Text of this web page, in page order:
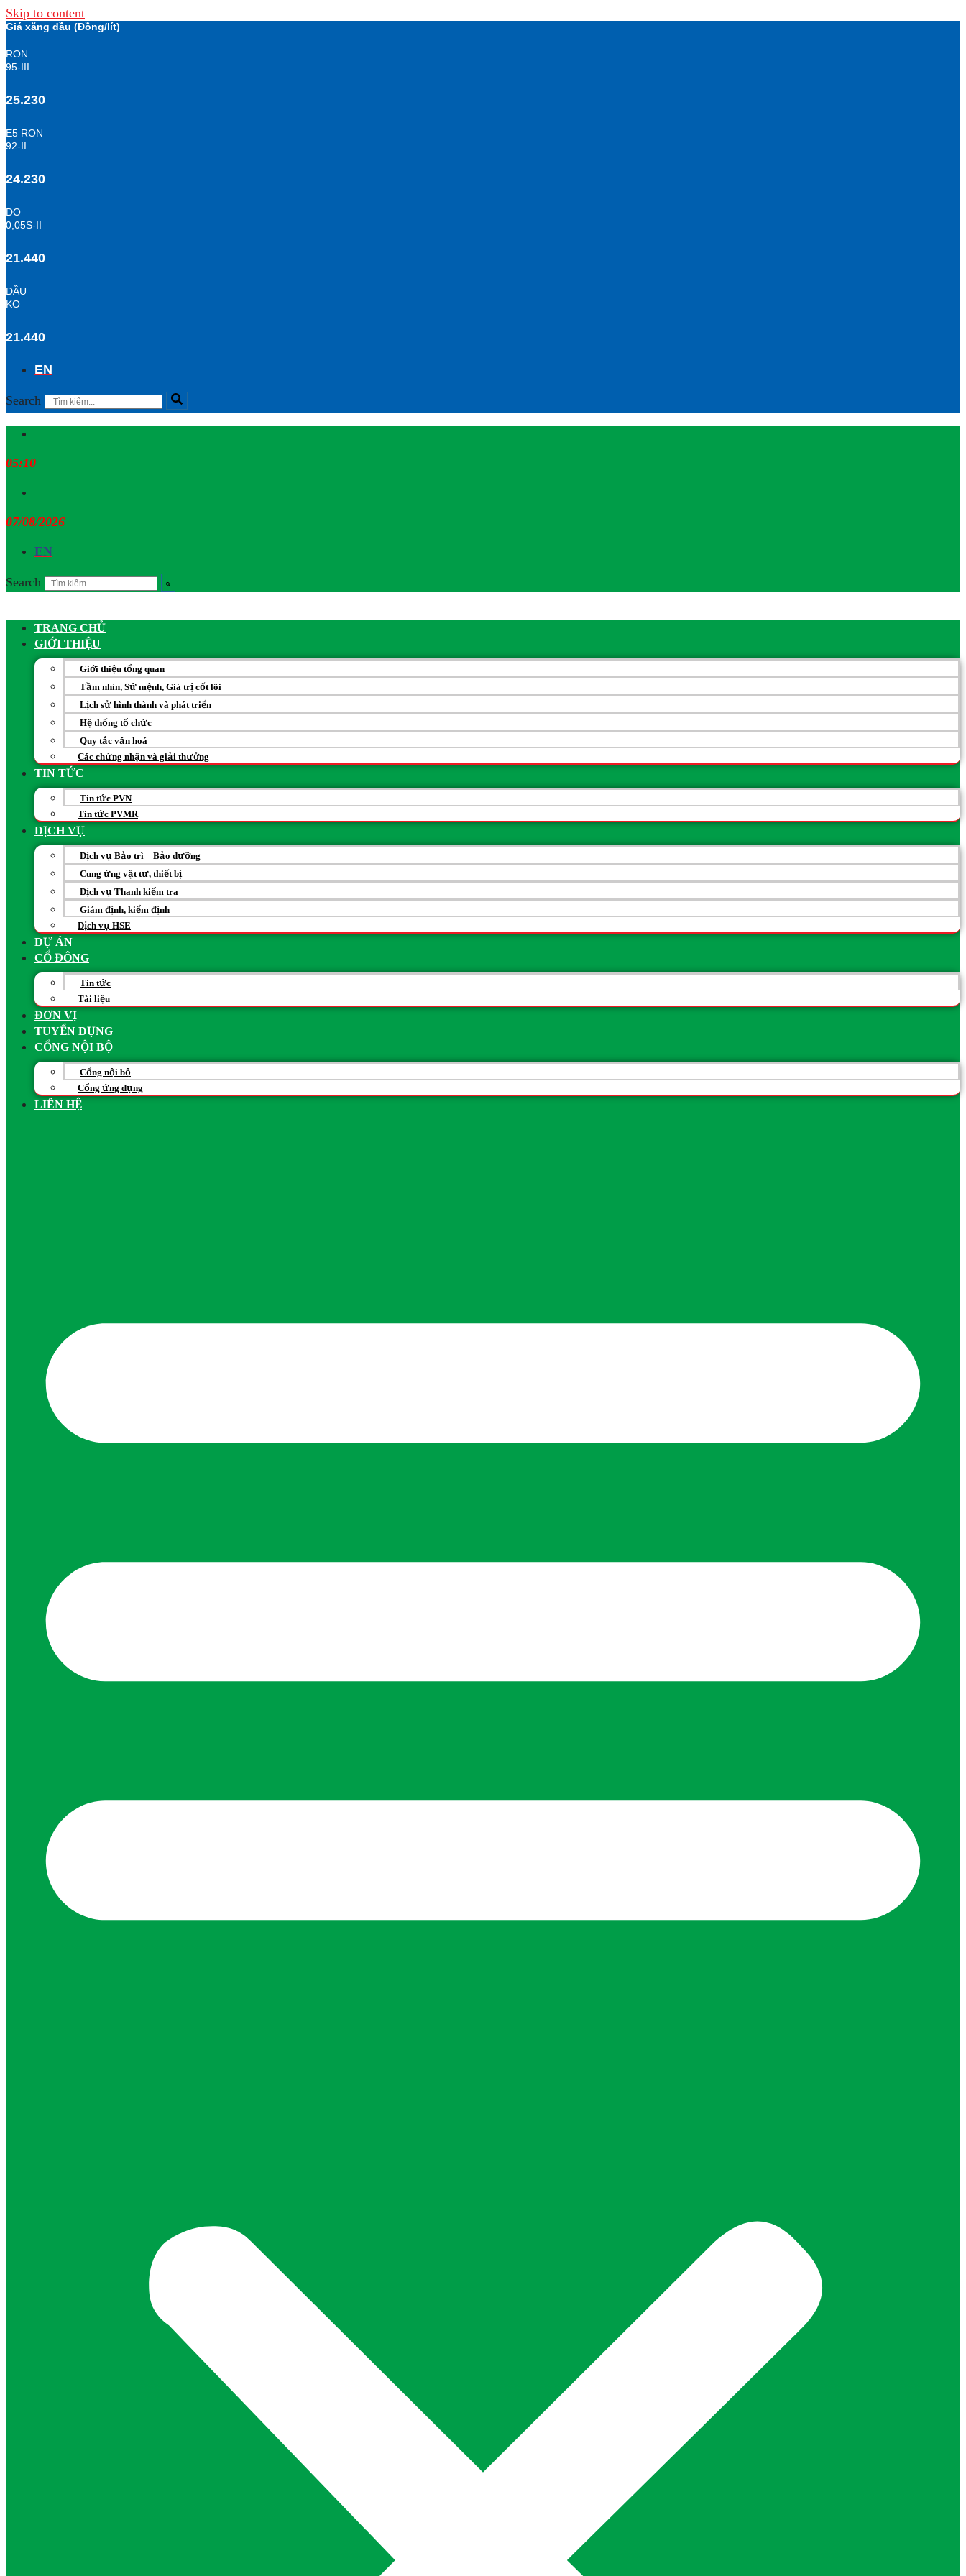
Skip to content
Giá xăng dầu (Đồng/lít)
RON
95-III
25.230
E5 RON
92-II
24.230
DO
0,05S-II
21.440
DẦU
KO
21.440
EN
Search
05:10
07/08/2026
EN
Search
TRANG CHỦ
GIỚI THIỆU
Giới thiệu tổng quan
Tầm nhìn, Sứ mệnh, Giá trị cốt lõi
Lịch sử hình thành và phát triển
Hệ thống tổ chức
Quy tắc văn hoá
Các chứng nhận và giải thưởng
TIN TỨC
Tin tức PVN
Tin tức PVMR
DỊCH VỤ
Dịch vụ Bảo trì – Bảo dưỡng
Cung ứng vật tư, thiết bị
Dịch vụ Thanh kiểm tra
Giám định, kiểm định
Dịch vụ HSE
DỰ ÁN
CỔ ĐÔNG
Tin tức
Tài liệu
ĐƠN VỊ
TUYỂN DỤNG
CỔNG NỘI BỘ
Cổng nội bộ
Cổng ứng dụng
LIÊN HỆ